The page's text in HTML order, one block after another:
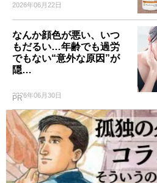
2026年06月22日
なんか顔色が悪い、いつ
もだるい…年齢でも過労
でもない“意外な原因”が
隠…
2026年06月30日
PR